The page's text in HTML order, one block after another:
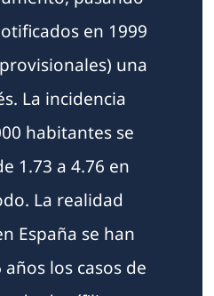
en 1999
una
La incidencia
habitantes se
1.73 a 4.76 en
La realidad
España se han
los casos de